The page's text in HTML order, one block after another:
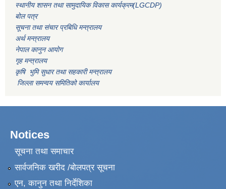
स्थानीय शासन तथा सामुदायिक विकास कार्यक्रम(LGCDP)
बोल पत्र
सूचना तथा संचार प्रबिधि मन्त्रालय
अर्थ मन्त्रालय
नेपाल कानुन आयोग
गृह मन्त्रालय
कृषि भुमि सुधार तथा सहकारी मन्त्रालय
जिल्ला समन्वय समितिको कार्यालय
Notices
सूचना तथा समाचार
सार्वजनिक खरीद /बोलपत्र सूचना
एन, कानुन तथा निर्देशिका